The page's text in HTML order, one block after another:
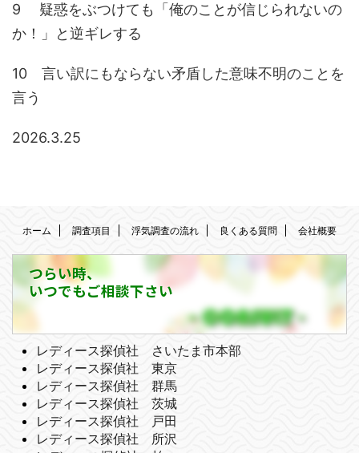
9 疑惑をぶつけても「俺のことが信じられないの
か！」と逆ギレする
10 言い訳にもならない矛盾した意味不明のことを
言う
2026.3.25
ホーム 調査項目 浮気調査の流れ 良くある質問 会社概要
つらい時、
いつでもご相談下さい
レディース探偵社 さいたま市本部
レディース探偵社 東京
レディース探偵社 群馬
レディース探偵社 茨城
レディース探偵社 戸田
レディース探偵社 所沢